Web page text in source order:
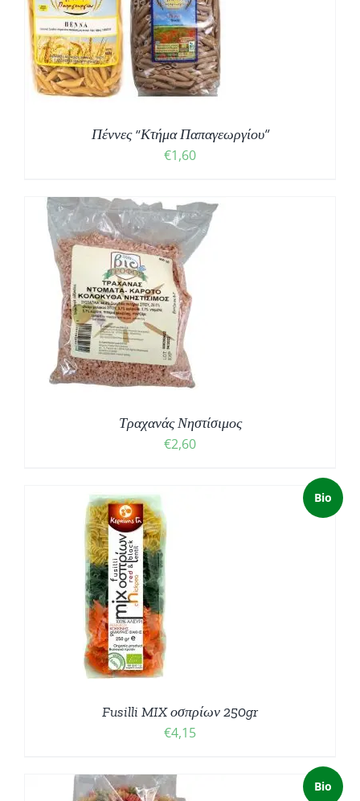
Πέννες “Κτήμα Παπαγεωργίου”
€1,60
Τραχανάς Νηστίσιμος
€2,60
Bio
Fusilli MIX οσπρίων 250gr
€4,15
Bio